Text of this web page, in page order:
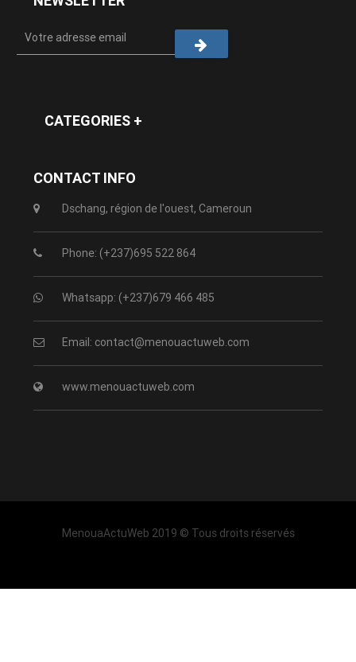
CATEGORIES +
CONTACT INFO
Dschang, région de l'ouest, Cameroun
Phone: (+237)695 522 864
Whatsapp: (+237)679 466 485
Email: contact@menouactuweb.com
www.menouactuweb.com
MenouaActuWeb 2019 © Tous droits réservés